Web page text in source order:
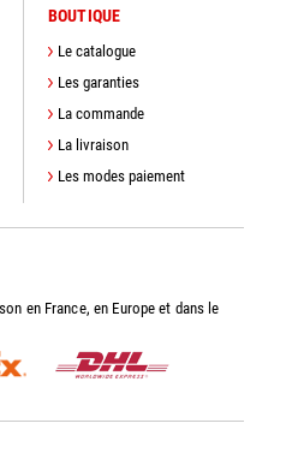
BOUTIQUE
Le catalogue
Les garanties
La commande
La livraison
Les modes paiement
en France, en Europe et dans le